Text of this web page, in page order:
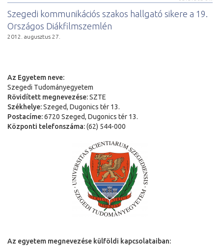
Szegedi kommunikációs szakos hallgató sikere a 19.
Országos Diákfilmszemlén
2012. augusztus 27.
Az Egyetem neve:
Szegedi Tudományegyetem
Rövidített megnevezése:SZTE
Székhelye:Szeged, Dugonics tér 13.
Postacíme:6720 Szeged, Dugonics tér 13.
Központi telefonszáma:(62) 544-000
Az egyetem megnevezése külföldi kapcsolataiban: